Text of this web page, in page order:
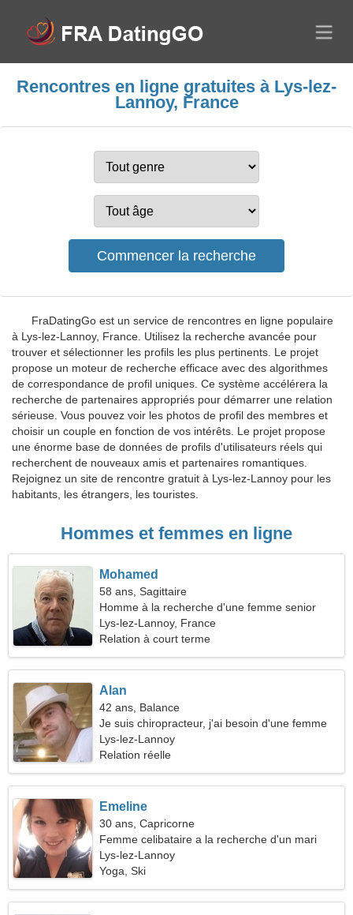
Rencontres en ligne gratuites à Lys-lez-
Lannoy, France
FraDatingGo est un service de rencontres en ligne populaire
à Lys-lez-Lannoy, France. Utilisez la recherche avancée pour
trouver et sélectionner les profils les plus pertinents. Le projet
propose un moteur de recherche efficace avec des algorithmes
de correspondance de profil uniques. Ce système accélérera la
recherche de partenaires appropriés pour démarrer une relation
sérieuse. Vous pouvez voir les photos de profil des membres et
choisir un couple en fonction de vos intérêts. Le projet propose
une énorme base de données de profils d'utilisateurs réels qui
recherchent de nouveaux amis et partenaires romantiques.
Rejoignez un site de rencontre gratuit à Lys-lez-Lannoy pour les
habitants, les étrangers, les touristes.
Hommes et femmes en ligne
Mohamed
58 ans, Sagittaire
Homme à la recherche d'une femme senior
Lys-lez-Lannoy, France
Relation à court terme
Alan
42 ans, Balance
Je suis chiropracteur, j'ai besoin d'une femme
drôle
Lys-lez-Lannoy
Relation réelle
Emeline
30 ans, Capricorne
Femme celibataire a la recherche d'un mari
Lys-lez-Lannoy
Yoga, Ski